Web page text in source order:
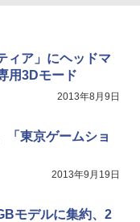
ィア」にヘッドマ
用3Dモード
2013年8月9日
「東京ゲームショ
2013年9月19日
モデルに集約、2